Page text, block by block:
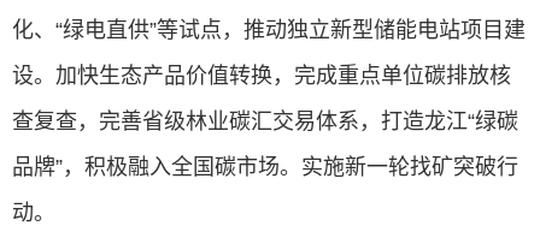
化、“绿电直供”等试点，推动独立新型储能电站项目建
设。加快生态产品价值转换，完成重点单位碳排放核
查复查，完善省级林业碳汇交易体系，打造龙江“绿碳
品牌”，积极融入全国碳市场。实施新一轮找矿突破行
动。